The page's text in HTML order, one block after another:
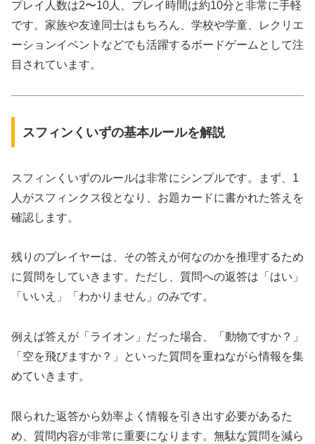
プレイ人数は2〜10人、プレイ時間は約10分と非常に手軽
です。家族や友達同士はもちろん、学校や学童、レクリエ
ーションイベントなどでも活躍するボードゲームとして注
目されています。
スフィンくいずの基本ルールを解説
スフィンくいずのルールは非常にシンプルです。まず、1
人がスフィンクス役となり、お題カードに書かれた答えを
確認します。
残りのプレイヤーは、その答えが何なのかを推理するため
に質問をしていきます。ただし、質問への返答は「はい」
「いいえ」「わかりません」のみです。
例えば答えが「ライオン」だった場合、「動物ですか？」
「空を飛びますか？」といった質問を重ねながら情報を集
めていきます。
限られた返答から効率よく情報を引き出す必要があるた
め、質問内容が非常に重要になります。無駄な質問を減ら